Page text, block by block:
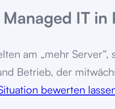
IT in
am „mehr
Betrieb, der
bewerten